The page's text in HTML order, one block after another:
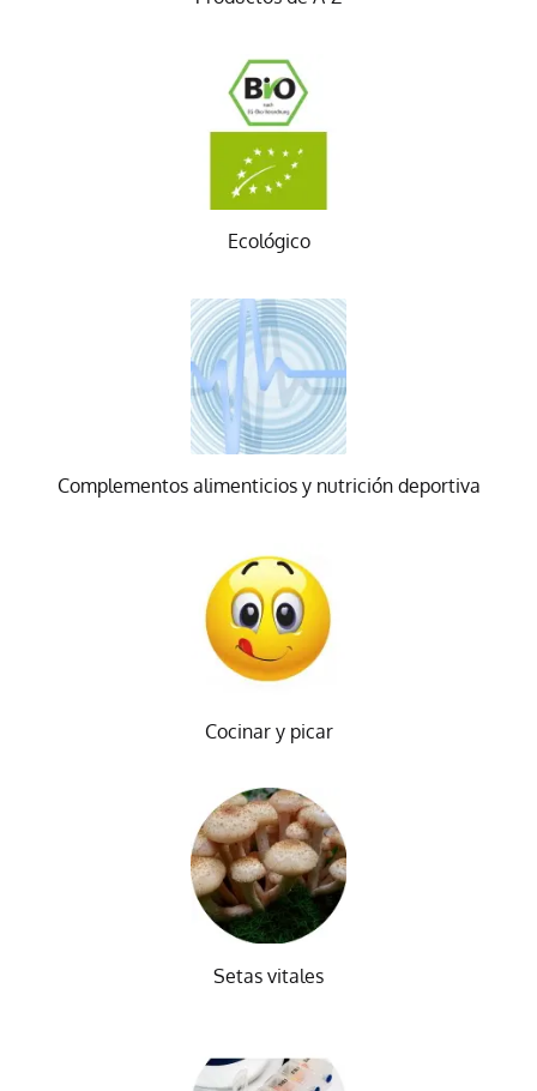
Ecológico
Complementos alimenticios y nutrición deportiva
Cocinar y picar
Setas vitales